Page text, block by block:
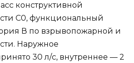
конструктивной
С0, функциональный
В по взрывопожарной и
Наружное
30 л/с, внутреннее — 2